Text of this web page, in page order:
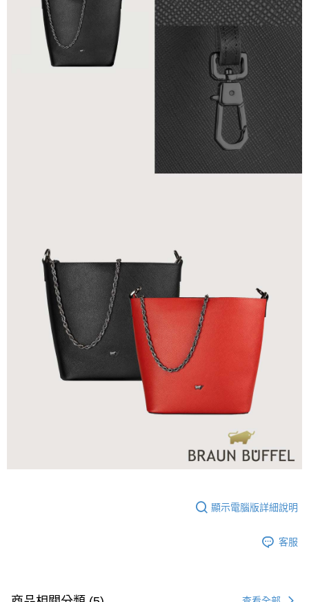
顯示電腦版詳細說明
客服